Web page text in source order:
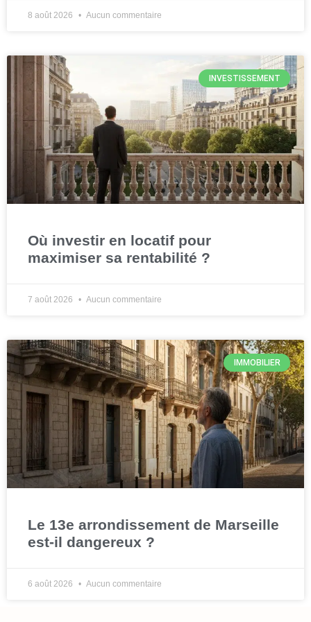
8 août 2026 Aucun commentaire
INVESTISSEMENT
Où investir en locatif pour
maximiser sa rentabilité ?
7 août 2026 Aucun commentaire
IMMOBILIER
Le 13e arrondissement de Marseille
est-il dangereux ?
6 août 2026 Aucun commentaire